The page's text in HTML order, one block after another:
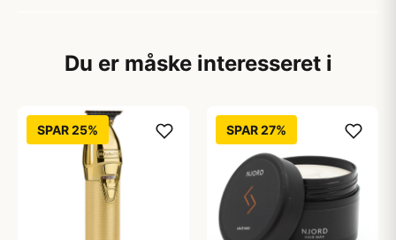
Du er måske interesseret i
SPAR 25% SPAR 27%